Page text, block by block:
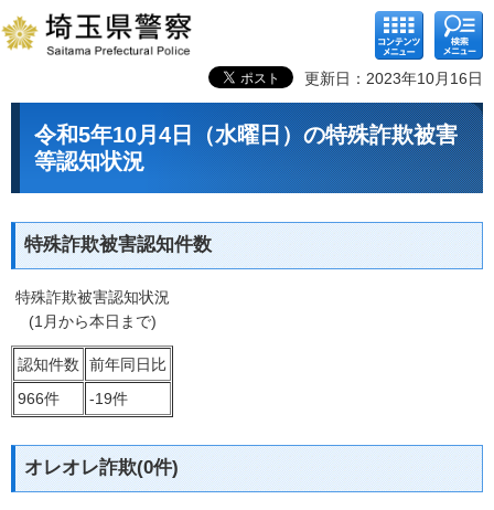
コンテ
ンツメ
ニュー
検索メ
ニュー
更新日：2023年10月16日
令和5年10月4日（水曜日）の特殊詐欺被害
等認知状況
特殊詐欺被害認知件数
特殊詐欺被害認知状況
(1月から本日まで)
認知件数
前年同日比
966件
-19件
オレオレ詐欺(0件)